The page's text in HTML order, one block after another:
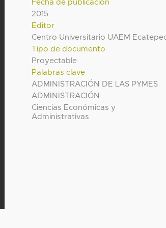
Fecha de publicación
2015
Editor
Centro Universitario UAEM
Tipo de documento
Proyectable
Palabras clave
ADMINISTRACIÓN DE LAS PYMES
ADMINISTRACIÓN
Ciencias Económicas y
Administrativas